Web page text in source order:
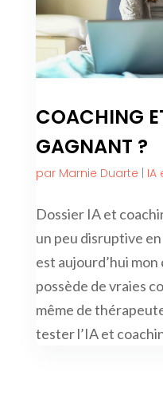
COACHING
GAGNANT ?
par Marnie Duarte | IA
Dossier IA et
un peu disruptive
est aujourd’hui
possède de vraies
même de
tester l’IA et